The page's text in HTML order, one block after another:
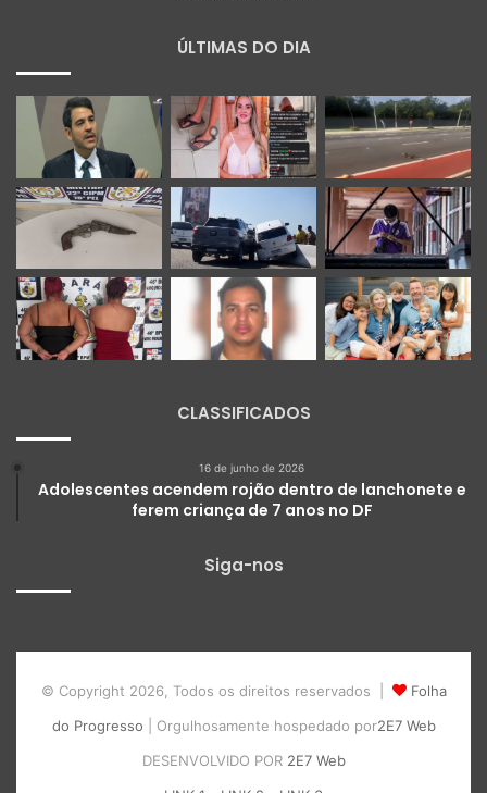
ÚLTIMAS DO DIA
CLASSIFICADOS
16 de junho de 2026
Adolescentes acendem rojão dentro de lanchonete e
ferem criança de 7 anos no DF
Siga-nos
© Copyright 2026, Todos os direitos reservados |
Folha
do Progresso | Orgulhosamente hospedado por2E7 Web
DESENVOLVIDO POR 2E7 Web